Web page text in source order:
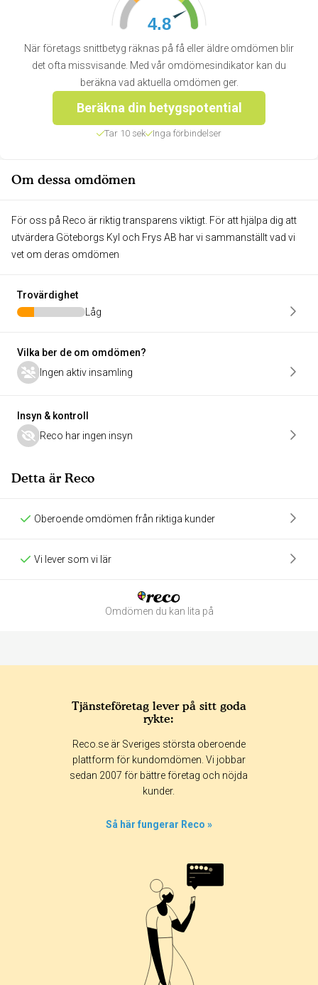
4.8
När företags snittbetyg räknas på få eller äldre omdömen blir
det ofta missvisande. Med vår omdömesindikator kan du
beräkna vad aktuella omdömen ger.
Beräkna din betygspotential
Tar 10 sek Inga förbindelser
Om dessa omdömen
För oss på Reco är riktig transparens viktigt. För att hjälpa dig att
utvärdera Göteborgs Kyl och Frys AB har vi sammanställt vad vi
vet om deras omdömen
Trovärdighet
Låg
Vilka ber de om omdömen?
Ingen aktiv insamling
Insyn & kontroll
Reco har ingen insyn
Detta är Reco
Oberoende omdömen från riktiga kunder
Vi lever som vi lär
Omdömen du kan lita på
365 dagar 90 dagar
30 dagar
Tjänsteföretag lever på sitt goda
rykte:
Reco.se är Sveriges största oberoende
plattform för kundomdömen. Vi jobbar
sedan 2007 för bättre företag och nöjda
kunder.
Så här fungerar Reco »